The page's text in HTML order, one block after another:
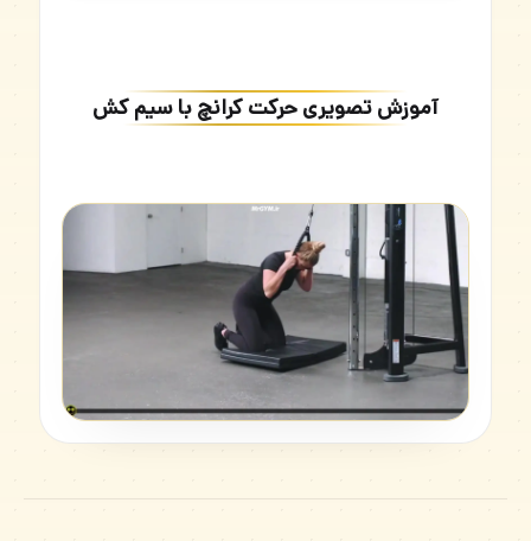
آموزش تصویری حرکت کرانچ با سیم کش